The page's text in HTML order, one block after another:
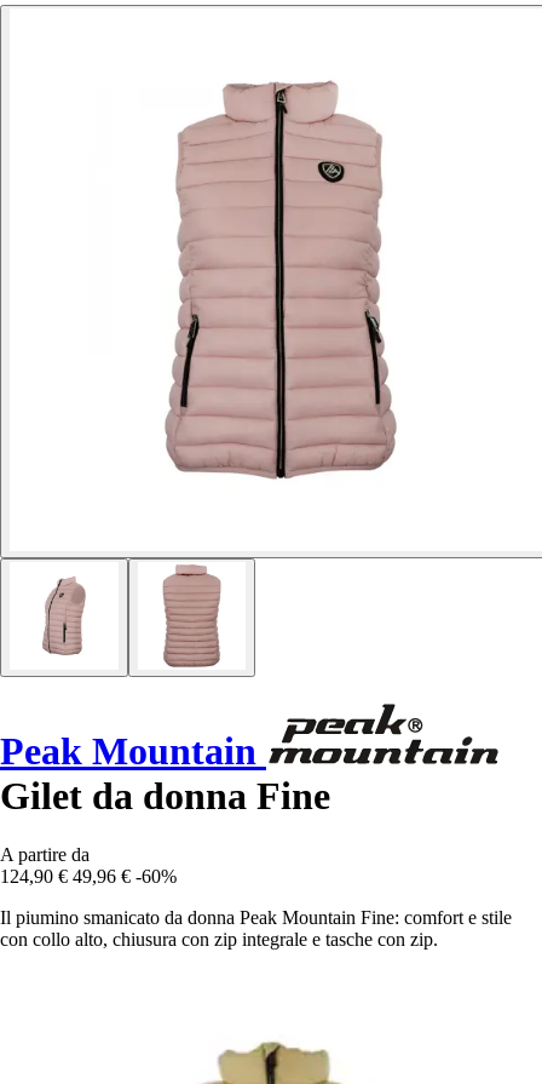
Peak Mountain
Gilet da donna Fine
A partire da
124,90 € 49,96 € -60%
Il piumino smanicato da donna Peak Mountain Fine: comfort e stile
con collo alto, chiusura con zip integrale e tasche con zip.